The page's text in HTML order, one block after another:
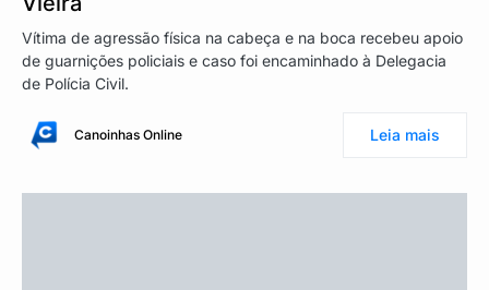
Vítima de agressão física na cabeça e na boca recebeu apoio
de guarnições policiais e caso foi encaminhado à Delegacia
de Polícia Civil.
Canoinhas Online Leia mais